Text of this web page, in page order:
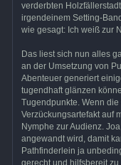
verderbten
irgendeinem Setting-
wie gesagt: Ich weiß zur
Das liest sich nun alles
an der Umsetzung von
Abenteuer generiert
tugendhaft glänzen
Tugendpunkte. Wenn
Verzückungsartefakt auf
Nymphe zur Audienz.
angewandt wird, damit
Pathfinderlein ja
gerecht und hilfsbereit